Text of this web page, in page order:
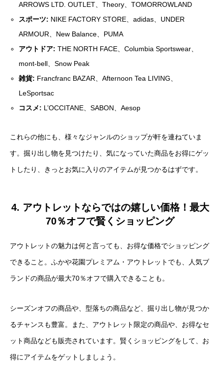
ARROWS LTD. OUTLET、Theory、TOMORROWLAND
スポーツ: NIKE FACTORY STORE、adidas、UNDER
ARMOUR、New Balance、PUMA
アウトドア: THE NORTH FACE、Columbia Sportswear、
mont-bell、Snow Peak
雑貨: Francfranc BAZAR、Afternoon Tea LIVING、
LeSportsac
コスメ: L’OCCITANE、SABON、Aesop
これらの他にも、様々なジャンルのショップが軒を連ねていま
す。掘り出し物を見つけたり、気になっていた商品をお得にゲッ
トしたり、きっとお気に入りのアイテムが見つかるはずです。
4. アウトレットならではの嬉しい価格！最大
70％オフで賢くショッピング
アウトレットの魅力は何と言っても、お得な価格でショッピング
できること。ふかや花園プレミアム・アウトレットでも、人気ブ
ランドの商品が最大70％オフで購入できることも。
シーズンオフの商品や、型落ちの商品など、掘り出し物が見つか
るチャンスも豊富。また、アウトレット限定の商品や、お得なセ
ット商品なども販売されています。賢くショッピングをして、お
得にアイテムをゲットしましょう。